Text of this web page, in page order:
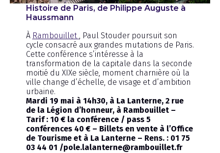
Histoire de Paris, de Philippe Auguste à
Haussmann
À Rambouillet , Paul Stouder poursuit son
cycle consacré aux grandes mutations de Paris.
Cette conférence s’intéresse à la
transformation de la capitale dans la seconde
moitié du XIXe siècle, moment charnière où la
ville change d’échelle, de visage et d’ambition
urbaine.
Mardi 19 mai à 14h30, à La Lanterne, 2 rue
de la Légion d’honneur, à Rambouillet –
Tarif : 10 € la conférence / pass 5
conférences 40 € – Billets en vente à l’Office
de Tourisme et à La Lanterne – Rens. : 01 75
03 44 01 /pole.lalanterne@rambouillet.fr